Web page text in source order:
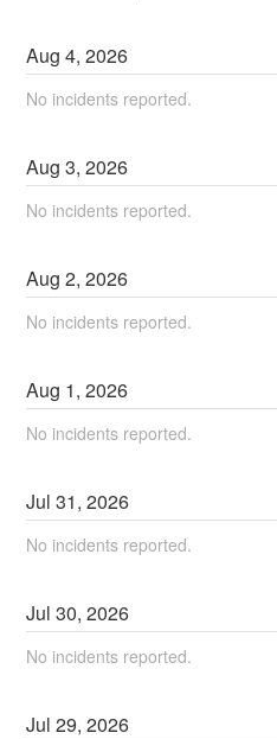
Aug4,2026
No incidents reported.
Aug3,2026
No incidents reported.
Aug2,2026
No incidents reported.
Aug 1,2026
No incidents reported.
Jul31,2026
No incidents reported.
Jul30,2026
No incidents reported.
Jul29,2026